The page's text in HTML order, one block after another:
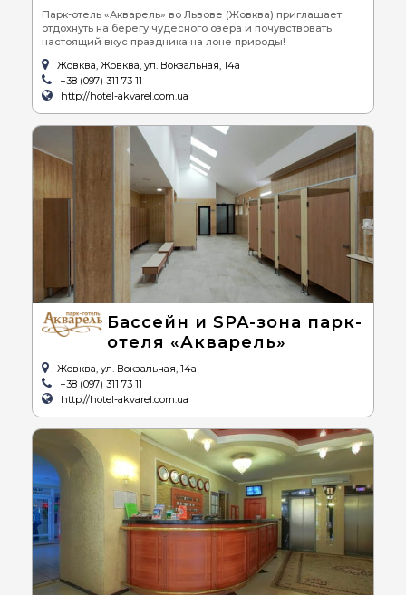
Парк-отель «Акварель» во Львове (Жовква) приглашает
отдохнуть на берегу чудесного озера и почувствовать
настоящий вкус праздника на лоне природы!
Жовква, Жовква, ул. Вокзальная, 14а
+38 (097) 311 73 11
http://hotel-akvarel.com.ua
Бассейн и SPA-зона парк-
отеля «Акварель»
Жовква, ул. Вокзальная, 14а
+38 (097) 311 73 11
http://hotel-akvarel.com.ua